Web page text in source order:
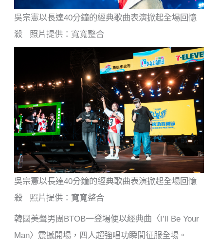
吳宗憲以長達40分鐘的經典歌曲表演掀起全場回憶
殺 照片提供：寬寬整合
吳宗憲以長達40分鐘的經典歌曲表演掀起全場回憶
殺 照片提供：寬寬整合
韓國美聲男團BTOB一登場便以經典曲〈I’ll Be Your
Man〉震撼開場，四人超強唱功瞬間征服全場。